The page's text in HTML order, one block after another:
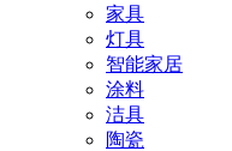
家具
灯具
智能家居
涂料
洁具
陶瓷